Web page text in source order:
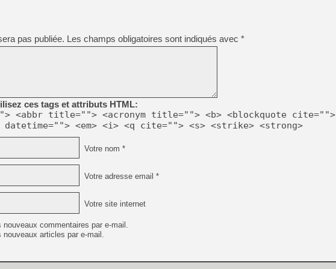
pas publiée. Les champs obligatoires sont indiqués avec *
ces tags et attributs HTML:
<abbr title=""> <acronym title=""> <b> <blockquote cite="">
datetime=""> <em> <i> <q cite=""> <s> <strike> <strong>
Votre nom *
Votre adresse email *
Votre site internet
nouveaux commentaires par e-mail.
nouveaux articles par e-mail.